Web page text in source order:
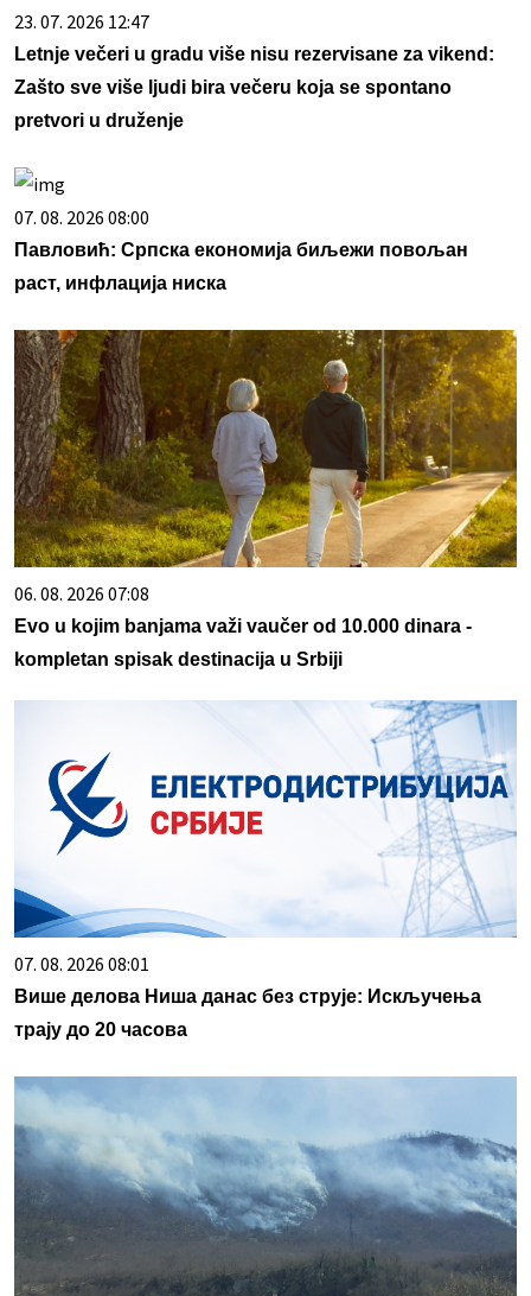
23. 07. 2026 12:47
Letnje večeri u gradu više nisu rezervisane za vikend:
Zašto sve više ljudi bira večeru koja se spontano
pretvori u druženje
07. 08. 2026 08:00
Павловић: Српска економија биљежи повољан
раст, инфлација ниска
06. 08. 2026 07:08
Evo u kojim banjama važi vaučer od 10.000 dinara -
kompletan spisak destinacija u Srbiji
07. 08. 2026 08:01
Више делова Ниша данас без струје: Искључења
трају до 20 часова